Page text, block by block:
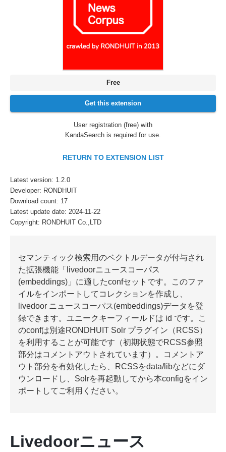
Free
Get this extension
User registration (free) with
KandaSearch is required for use.
Latest version: 1.2.0
Developer: RONDHUIT
Download count: 17
Latest update date: 2024-11-22
Copyright: RONDHUIT Co.,LTD
RETURN TO EXTENSION LIST
セマンティック検索用のベクトルデータが付与され
た拡張機能「livedoorニュースコーパス
(embeddings)」に適したconfセットです。このファ
イルをインポートしてコレクションを作成し、
livedoor ニュースコーパス(embeddings)データを登
録できます。ユニークキーフィールドは id です。こ
のconfは別途RONDHUIT Solr プラグイン（RCSS）
を利用することが可能です（初期状態でRCSS参照
部分はコメントアウトされています）。コメントア
ウト部分を有効化したら、RCSSをdata/libなどにダ
ウンロードし、Solrを再起動してから本configをイン
ポートしてご利用ください。
Livedoorニュース